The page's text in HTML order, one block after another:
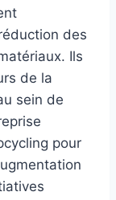
des
Ils
de la
sein de
pour